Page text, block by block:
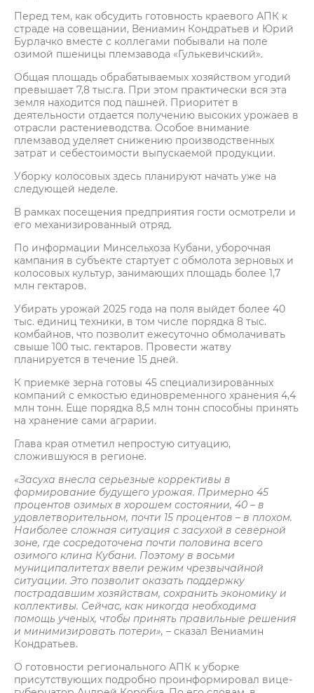
Перед тем, как обсудить готовность краевого АПК к
страде на совещании, Вениамин Кондратьев и Юрий
Бурлачко вместе с коллегами побывали на поле
озимой пшеницы племзавода «Гулькевичский».
Общая площадь обрабатываемых хозяйством угодий
превышает 7,8 тыс.га. При этом практически вся эта
земля находится под пашней. Приоритет в
деятельности отдается получению высоких урожаев в
отрасли растениеводства. Особое внимание
племзавод уделяет снижению производственных
затрат и себестоимости выпускаемой продукции.
Уборку колосовых здесь планируют начать уже на
следующей неделе.
В рамках посещения предприятия гости осмотрели и
его механизированный отряд.
По информации Минсельхоза Кубани, уборочная
кампания в субъекте стартует с обмолота зерновых и
колосовых культур, занимающих площадь более 1,7
млн гектаров.
Убирать урожай 2025 года на поля выйдет более 40
тыс. единиц техники, в том числе порядка 8 тыс.
комбайнов, что позволит ежесуточно обмолачивать
свыше 100 тыс. гектаров. Провести жатву
планируется в течение 15 дней.
К приемке зерна готовы 45 специализированных
компаний с емкостью единовременного хранения 4,4
млн тонн. Еще порядка 8,5 млн тонн способны принять
на хранение сами аграрии.
Глава края отметил непростую ситуацию,
сложившуюся в регионе.
«Засуха внесла серьезные коррективы в
формирование будущего урожая. Примерно 45
процентов озимых в хорошем состоянии, 40 – в
удовлетворительном, почти 15 процентов – в плохом.
Наиболее сложная ситуация с засухой в северной
зоне, где сосредоточена почти половина всего
озимого клина Кубани. Поэтому в восьми
муниципалитетах ввели режим чрезвычайной
ситуации. Это позволит оказать поддержку
пострадавшим хозяйствам, сохранить экономику и
коллективы. Сейчас, как никогда необходима
помощь ученых, чтобы принять правильные решения
и минимизировать потери», – сказал Вениамин
Кондратьев.
О готовности регионального АПК к уборке
присутствующих подробно проинформировал вице-